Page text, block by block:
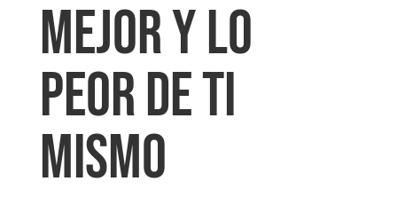
MEJOR Y LO
PEOR DE TI
MISMO